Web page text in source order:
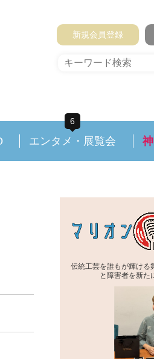
新規会員登録
6
エンタメ・展覧会
伝統工芸を誰もが輝ける
と障害者を新た